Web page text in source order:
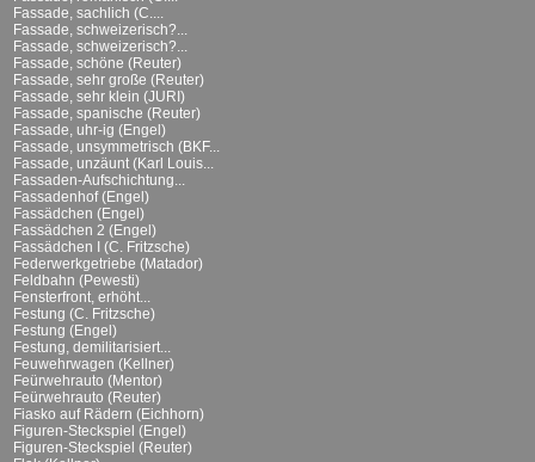
Fassade, sachlich (C....
Fassade, schweizerisch?...
Fassade, schweizerisch?...
Fassade, schöne (Reuter)
Fassade, sehr große (Reuter)
Fassade, sehr klein (JURI)
Fassade, spanische (Reuter)
Fassade, uhr-ig (Engel)
Fassade, unsymmetrisch (BKF...
Fassade, unzäunt (Karl Louis...
Fassaden-Aufschichtung...
Fassadenhof (Engel)
Fassädchen (Engel)
Fassädchen 2 (Engel)
Fassädchen I (C. Fritzsche)
Federwerkgetriebe (Matador)
Feldbahn (Pewesti)
Fensterfront, erhöht...
Festung (C. Fritzsche)
Festung (Engel)
Festung, demilitarisiert...
Feuwehrwagen (Kellner)
Feürwehrauto (Mentor)
Feürwehrauto (Reuter)
Fiasko auf Rädern (Eichhorn)
Figuren-Steckspiel (Engel)
Figuren-Steckspiel (Reuter)